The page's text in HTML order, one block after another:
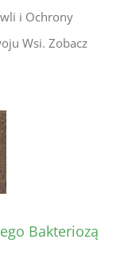
i Ochrony
Wsi. Zobacz
Bakteriozą